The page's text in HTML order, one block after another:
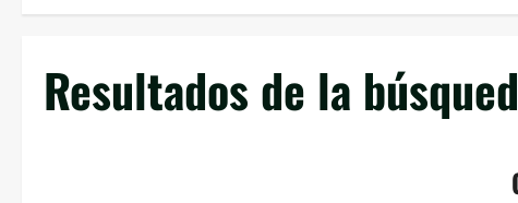
Resultados de la